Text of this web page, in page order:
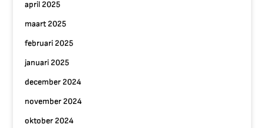
april 2025
maart 2025
februari 2025
januari 2025
december 2024
november 2024
oktober 2024